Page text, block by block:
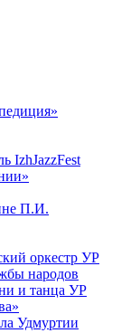
IzhJazzFest
П.И.
оркестр УР
народов
и танца УР
Удмуртии